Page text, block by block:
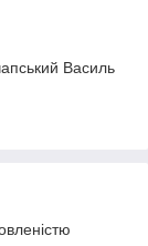
Василь